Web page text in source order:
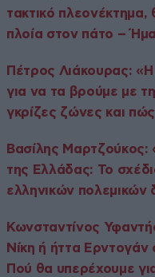
τακτικό
πλοία στον πάτο –
Πέτρος Λιάκουρας: «Η
για να τα βρούμε με
γκρίζες ζώνες και
Βασίλης Μαρτζούκος:
της Ελλάδας: Το
ελληνικών πολεμικών
Κωνσταντίνος
Νίκη ή ήττα Ερντογάν
Πού θα υπερέχουμε